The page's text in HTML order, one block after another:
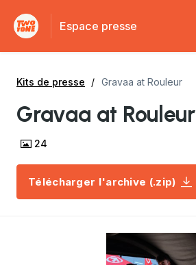
Espace presse
Kits de presse Gravaa at Rouleur
Gravaa at Rouleur
24
Télécharger l'archive (.zip)